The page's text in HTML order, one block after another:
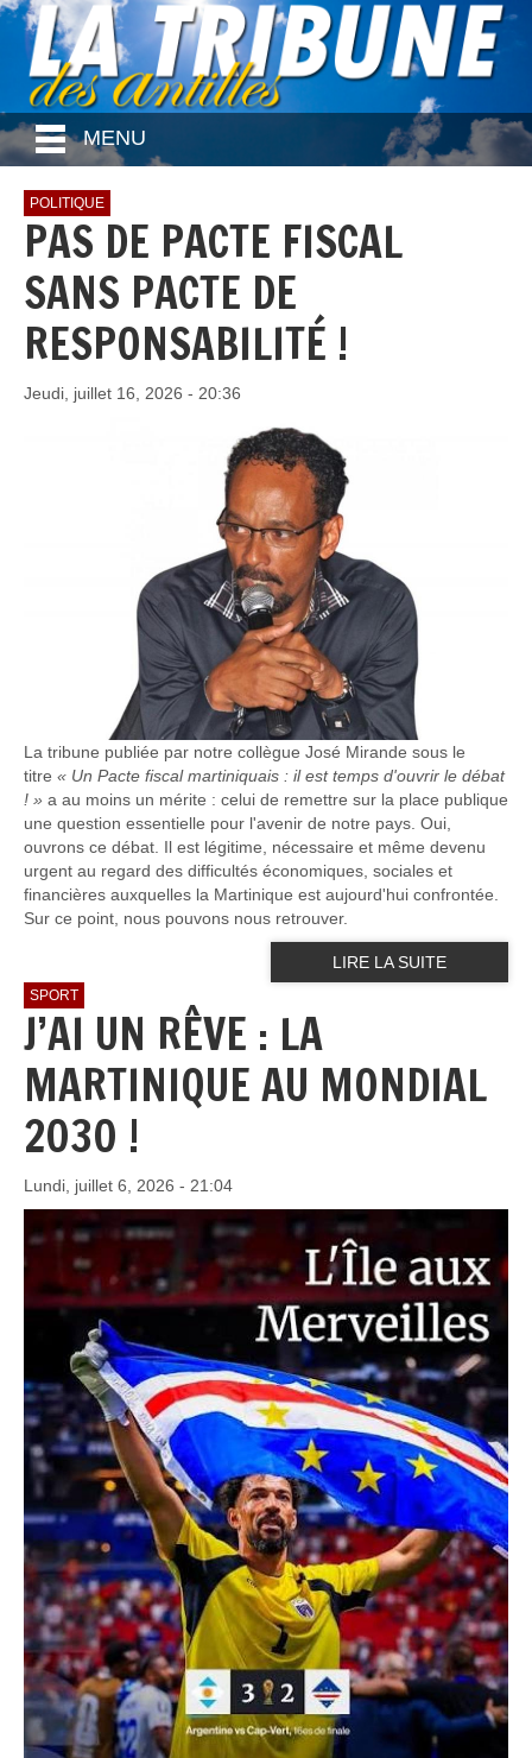
MENU
POLITIQUE
PAS DE PACTE FISCAL
SANS PACTE DE
RESPONSABILITÉ !
Jeudi, juillet 16, 2026 - 20:36
La tribune publiée par notre collègue José Mirande sous le
titre « Un Pacte fiscal martiniquais : il est temps d'ouvrir le débat
! » a au moins un mérite : celui de remettre sur la place publique
une question essentielle pour l'avenir de notre pays. Oui,
ouvrons ce débat. Il est légitime, nécessaire et même devenu
urgent au regard des difficultés économiques, sociales et
financières auxquelles la Martinique est aujourd'hui confrontée.
Sur ce point, nous pouvons nous retrouver.
LIRE LA SUITE
SPORT
J’AI UN RÊVE : LA
MARTINIQUE AU MONDIAL
2030 !
Lundi, juillet 6, 2026 - 21:04